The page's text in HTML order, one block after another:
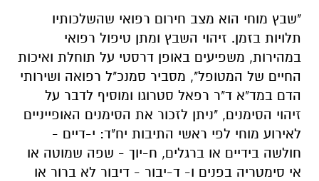
"שבץ מוחי הוא מצב חירום רפואי שהשלכותיו
תלויות בזמן. זיהוי השבץ ומתן טיפול רפואי
במהירות, משפיעים באופן דרסטי על תוחלת ואיכות
החיים של המטופל", מסביר סמנכ"ל רפואה ושירותי
הדם במד"א ד"ר רפאל סטרוגו ומוסיף לדבר על
זיהוי הסימנים, "ניתן לזכור את הסימנים האופייניים
לאירוע מוחי לפי ראשי התיבות יח"ד: י-דיים -
חולשה בידיים או ברגלים, ח-יוך - שפה שמוטה או
אי סימטריה בפנים ו- ד-יבור - דיבור לא ברור או